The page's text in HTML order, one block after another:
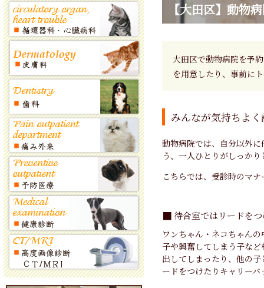
【大田区】動物
大田区で動物病院を予
を用意したり、事前に
みんなが気持ちよ
動物病院では、自分以外
う、一人ひとりがしっか
こちらでは、受診時のマ
待合室ではリードを
ワンちゃん・ネコちゃん
子や興奮してしまう子な
出してしまったり、他の
ードをつけたりキャリー